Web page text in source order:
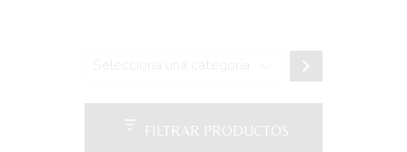
categoría
FILTRAR PRODUCTOS